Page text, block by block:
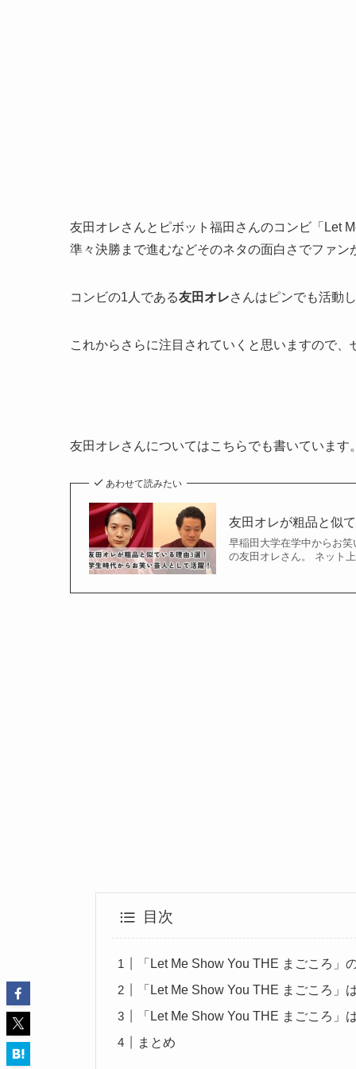
友田オレさんとピボット福田さんのコンビ「Let
準々決勝まで進むなどそのネタの面白さでファン
コンビの1人である友田オレさんはピンでも活動
これからさらに注目されていくと思いますので
友田オレさんについてはこちらでも書いています
あわせて読みたい
友田オレが粗品と似
早稲田大学在学中からお
の友田オレさん。 ネット
目次
「Let Me Show You THE まごころ」
「Let Me Show You THE まごころ」
「Let Me Show You THE まごころ」
まとめ